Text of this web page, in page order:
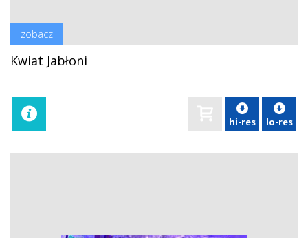
zobacz
Kwiat Jabłoni
hi-res lo-res